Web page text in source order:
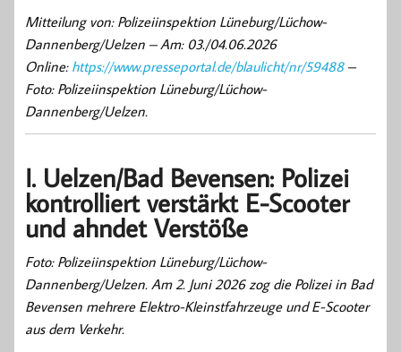
Mitteilung von: Polizeiinspektion Lüneburg/Lüchow-
Dannenberg/Uelzen –Am: 03./04.06.2026
Online: https://www.presseportal.de/blaulicht/nr/59488–
Foto: Polizeiinspektion Lüneburg/Lüchow-
Dannenberg/Uelzen.
I. Uelzen/Bad Bevensen: Polizei
kontrolliert verstärkt E-Scooter
und ahndet Verstöße
Foto: Polizeiinspektion Lüneburg/Lüchow-
Dannenberg/Uelzen. Am 2. Juni 2026 zog die Polizei in Bad
Bevensen mehrere Elektro-Kleinstfahrzeuge und E-Scooter
aus dem Verkehr.